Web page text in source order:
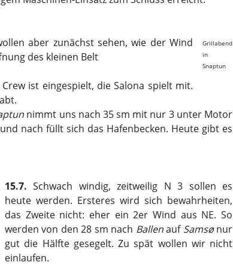
Grillabend
in
Snaptun
aber zunächst sehen, wie der Wind
des kleinen Belt
ist eingespielt, die Salona spielt mit.
nimmt uns nach 35 sm mit nur 3 unter Motor
nach füllt sich das Hafenbecken. Heute gibt es
15.7. Schwach windig, zeitweilig N 3 sollen es
heute werden. Ersteres wird sich bewahrheiten,
das Zweite nicht: eher ein 2er Wind aus NE. So
werden von den 28 sm nach Ballenauf Samsønur
gut die Hälfte gesegelt. Zu spät wollen wir nicht
einlaufen.